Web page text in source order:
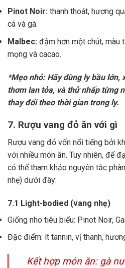
Pinot Noir: thanh thoát, hương
cá và gà.
Malbec: đậm hơn một chút, màu
mọng và cacao.
*Mẹo nhỏ: Hãy dùng ly bầu lớn,
thơm lan tỏa, và thử nhấp từng
thay đổi theo thời gian trong ly.
7. Rượu vang đỏ ăn với gì
Rượu vang đỏ vốn nổi tiếng bởi
với nhiều món ăn. Tuy nhiên, để
có thể tham khảo nguyên tắc
nhẹ) dưới đây:
7.1 Light-bodied (vang nhẹ)
Giống nho tiêu biểu: Pinot Noir,
Đặc điểm: ít tannin, vị thanh,
Kết hợp món ăn: gà